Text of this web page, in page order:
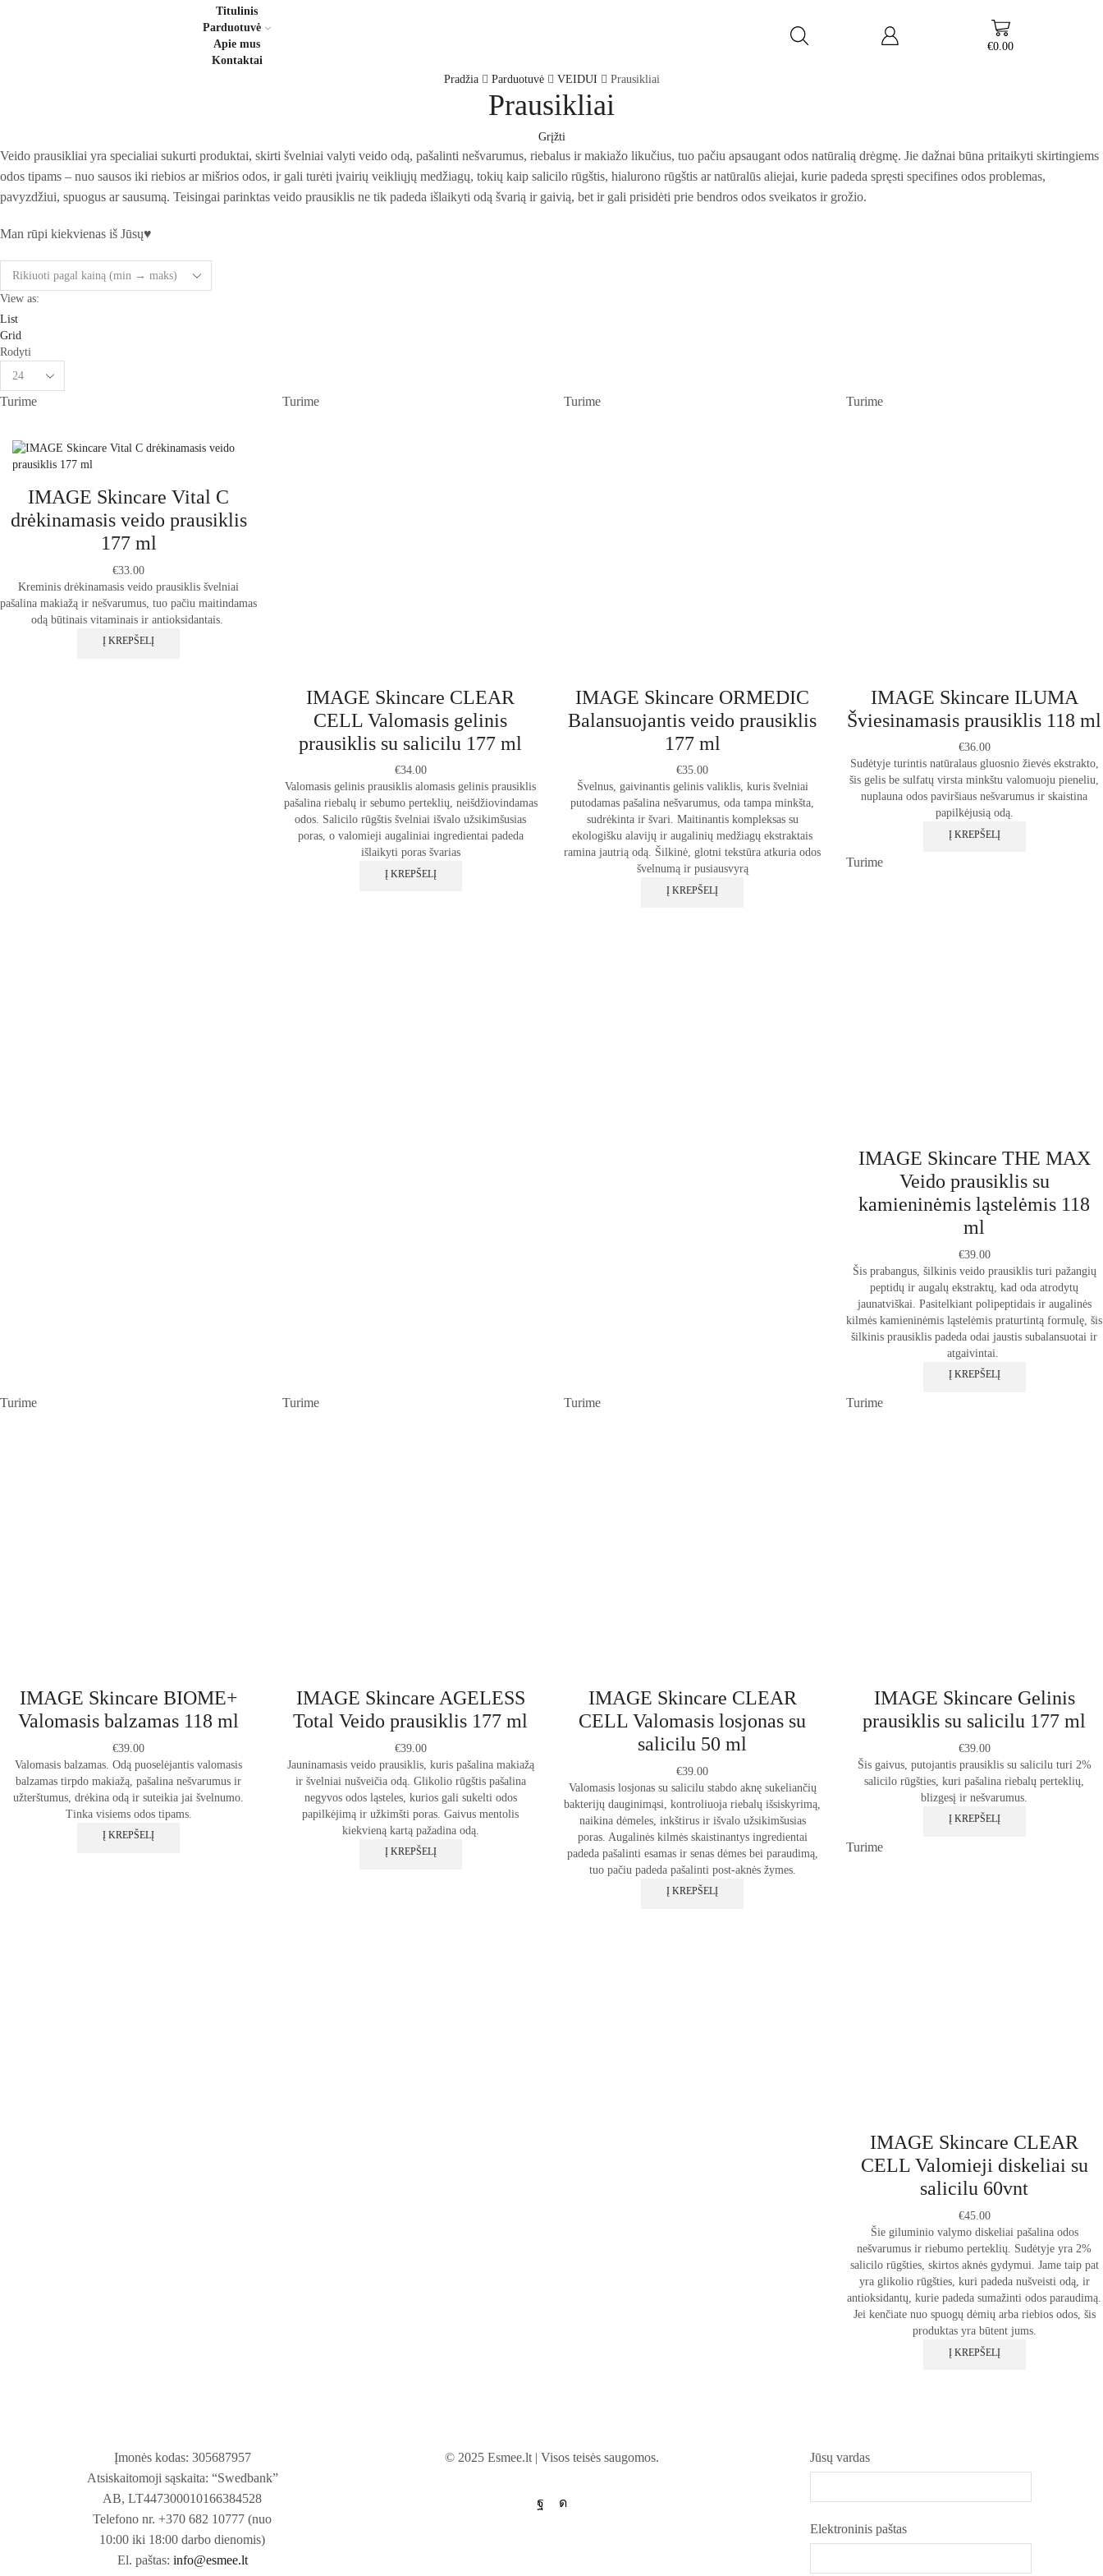
Titulinis
Parduotuvė
Apie mus
Kontaktai
€0.00
Pradžia Parduotuvė VEIDUI Prausikliai
Prausikliai
Grįžti
Veido prausikliai yra specialiai sukurti produktai, skirti švelniai valyti veido odą, pašalinti nešvarumus, riebalus ir makiažo likučius, tuo pačiu apsaugant odos natūralią drėgmę. Jie dažnai būna pritaikyti skirtingiems
odos tipams – nuo sausos iki riebios ar mišrios odos, ir gali turėti įvairių veikliųjų medžiagų, tokių kaip salicilo rūgštis, hialurono rūgštis ar natūralūs aliejai, kurie padeda spręsti specifines odos problemas,
pavyzdžiui, spuogus ar sausumą. Teisingai parinktas veido prausiklis ne tik padeda išlaikyti odą švarią ir gaivią, bet ir gali prisidėti prie bendros odos sveikatos ir grožio.
Man rūpi kiekvienas iš Jūsų♥︎
View as:
List
Grid
Rodyti
page
Turime
IMAGE Skincare Vital C
drėkinamasis veido prausiklis
177 ml
€33.00
Kreminis drėkinamasis veido prausiklisšvelniai
pašalina makiažąir nešvarumus, tuopačiu maitindamas
odą būtinais vitaminais ir antioksidantais.
Į KREPŠELĮ
Turime
IMAGE Skincare CLEAR
CELL Valomasis gelinis
prausiklis su salicilu 177 ml
€34.00
Valomasis gelinis prausiklis alomasis gelinis prausiklis
pašalina riebalų ir sebumo perteklių, neišdžiovindamas
odos. Salicilo rūgštis švelniai išvalo užsikimšusias
poras, o valomieji augaliniai ingredientai padeda
išlaikyti poras švarias
Į KREPŠELĮ
Turime
IMAGE Skincare ORMEDIC
Balansuojantis veido prausiklis
177 ml
€35.00
Švelnus, gaivinantis gelinis valiklis, kuris švelniai
putodamas pašalina nešvarumus, oda tampa minkšta,
sudrėkinta ir švari. Maitinantis kompleksas su
ekologišku alavijų ir augalinių medžiagų ekstraktais
ramina jautrią odą. Šilkinė, glotni tekstūra atkuria odos
švelnumą ir pusiausvyrą
Į KREPŠELĮ
Turime
IMAGE Skincare ILUMA
Šviesinamasis prausiklis 118 ml
€36.00
Sudėtyje turintis natūralaus gluosnio žievės ekstrakto,
šis gelis be sulfatų virsta minkštu valomuoju pieneliu,
nuplauna odos paviršiaus nešvarumus ir skaistina
papilkėjusią odą.
Į KREPŠELĮ
Turime
IMAGE Skincare THE MAX
Veido prausiklis su
kamieninėmis ląstelėmis 118
ml
€39.00
Šis prabangus, šilkinis veido prausiklis turi pažangių
peptidų ir augalų ekstraktų, kad oda atrodytų
jaunatviškai. Pasitelkiant polipeptidais ir augalinės
kilmėskamieninėmis ląstelėmis praturtintą formulę, šis
šilkinis prausiklis padeda odai jaustis subalansuotai ir
atgaivintai.
Į KREPŠELĮ
Turime
IMAGE Skincare BIOME+
Valomasis balzamas 118 ml
€39.00
Valomasis balzamas. Odą puoselėjantis valomasis
balzamas tirpdo makiažą, pašalina nešvarumus ir
užterštumus, drėkina odą ir suteikia jai švelnumo.
Tinka visiems odos tipams.
Į KREPŠELĮ
Turime
IMAGE Skincare AGELESS
Total Veido prausiklis 177 ml
€39.00
Jauninamasis veido prausiklis, kuris pašalina makiažą
ir švelniai nušveičia odą. Glikolio rūgštis pašalina
negyvos odos ląsteles, kurios gali sukelti odos
papilkėjimą ir užkimšti poras.Gaivus mentolis
kiekvieną kartą pažadina odą.
Į KREPŠELĮ
Turime
IMAGE Skincare CLEAR
CELL Valomasis losjonas su
salicilu 50 ml
€39.00
Valomasis losjonas su salicilu stabdo aknę sukeliančių
bakterijų dauginimąsi, kontroliuoja riebalų išsiskyrimą,
naikina dėmeles, inkštirus ir išvalo užsikimšusias
poras. Augalinės kilmės skaistinantys ingredientai
padeda pašalinti esamas ir senas dėmes bei paraudimą,
tuo pačiu padeda pašalinti post-aknės žymes.
Į KREPŠELĮ
Turime
IMAGE Skincare Gelinis
prausiklis su salicilu 177 ml
€39.00
Šis gaivus, putojantis prausiklis su salicilu turi 2%
salicilo rūgšties, kuri pašalina riebalų perteklių,
blizgesį ir nešvarumus.
Į KREPŠELĮ
Turime
IMAGE Skincare CLEAR
CELL Valomieji diskeliai su
salicilu 60vnt
€45.00
Šie giluminio valymo diskeliai pašalina odos
nešvarumus ir riebumo perteklių. Sudėtyje yra 2%
salicilo rūgšties, skirtos aknės gydymui. Jame taip pat
yra glikolio rūgšties, kuri padeda nušveisti odą, ir
antioksidantų, kurie padeda sumažinti odos paraudimą.
Jei kenčiate nuo spuogų dėmių arba riebios odos, šis
produktas yra būtent jums.
Į KREPŠELĮ
Įmonės kodas: 305687957
Atsiskaitomoji sąskaita: “Swedbank”
AB, LT447300010166384528
Telefono nr. +370 682 10777 (nuo
10:00 iki 18:00 darbo dienomis)
El. paštas: info@esmee.lt
© 2025 Esmee.lt | Visos teisės saugomos.
FacebookInstagram
Jūsų vardas
Elektroninis paštas